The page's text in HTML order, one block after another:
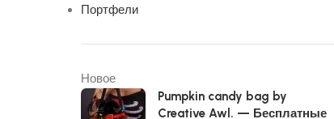
Портфели
Новое
Pumpkin candy bag by
Creative Awl. — Бесплатные